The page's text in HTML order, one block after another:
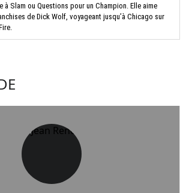
Slam ou Questions pour un Champion. Elle aime
de Dick Wolf, voyageant jusqu’à Chicago sur